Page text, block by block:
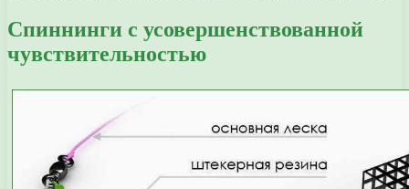
Спиннинги с усовершенствованной
чувствительностью